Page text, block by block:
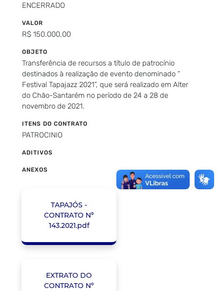
ENCERRADO
VALOR
R$ 150.000,00
OBJETO
Transferência de recursos a título de patrocínio
destinados à realização de evento denominado “
Festival Tapajazz 2021”, que será realizado em Alter
do Chão-Santarém no período de 24 a 28 de
novembro de 2021.
ITENS DO CONTRATO
PATROCINIO
ADITIVOS
ANEXOS
TAPAJÓS -
CONTRATO Nº
143.2021.pdf
EXTRATO DO
CONTRATO Nº